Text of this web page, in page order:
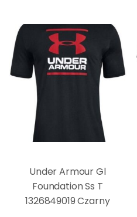
Under Armour Gl
Foundation Ss T
1326849019 Czarny